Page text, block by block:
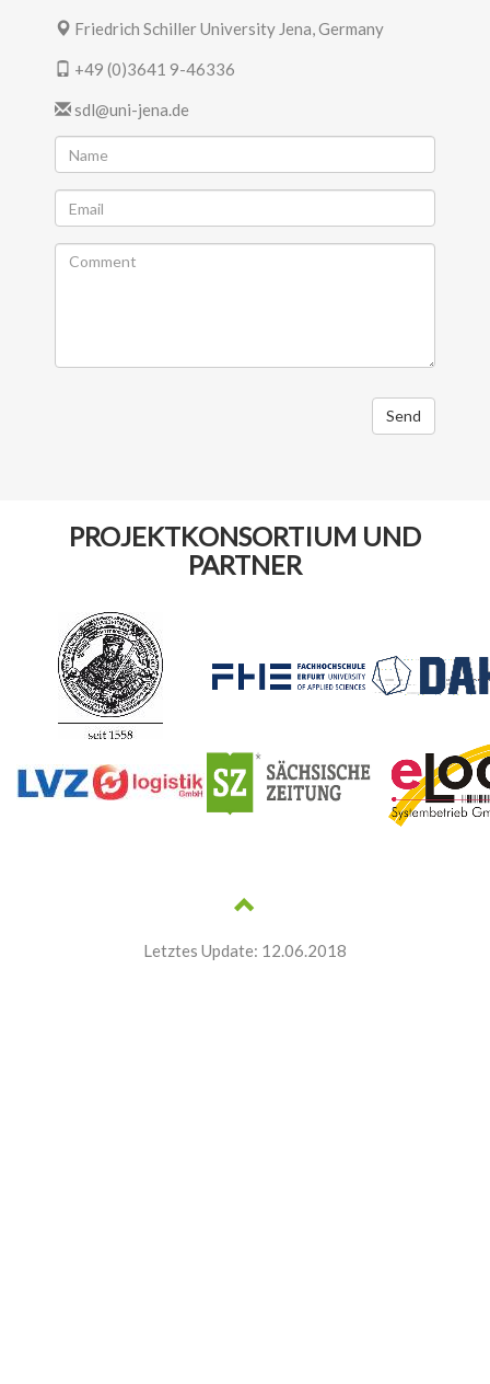
Friedrich Schiller University Jena, Germany
+49 (0)3641 9-46336
sdl@uni-jena.de
Send
PROJEKTKONSORTIUM UND
PARTNER
Letztes Update: 12.06.2018